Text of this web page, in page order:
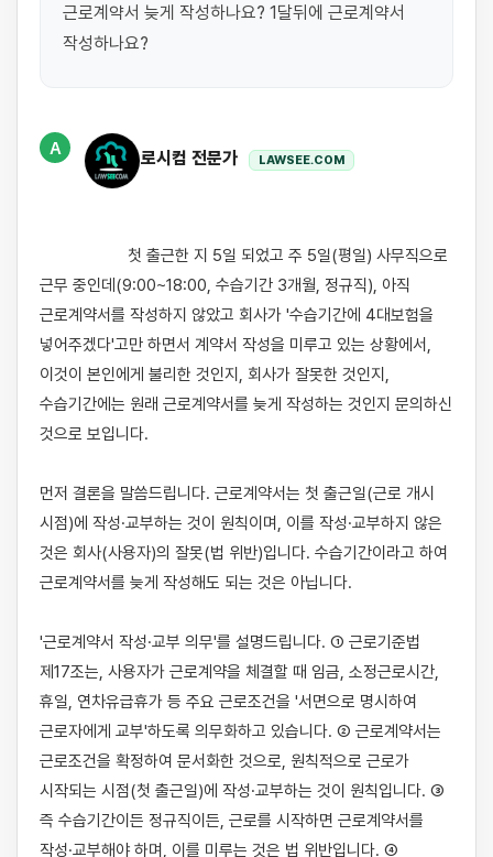
근로계약서 늦게 작성하나요? 1달뒤에 근로계약서
작성하나요?
A
로시컴 전문가 LAWSEE.COM
근무 중인데(9:00~18:00, 수습기간 3개월, 정규직), 아직
근로계약서를 작성하지 않았고 회사가 '수습기간에 4대보험을
넣어주겠다'고만 하면서 계약서 작성을 미루고 있는 상황에서,
이것이 본인에게 불리한 것인지, 회사가 잘못한 것인지,
수습기간에는 원래 근로계약서를 늦게 작성하는 것인지 문의하신
것으로 보입니다.
먼저 결론을 말씀드립니다. 근로계약서는 첫 출근일(근로 개시
시점)에 작성·교부하는 것이 원칙이며, 이를 작성·교부하지 않은
것은 회사(사용자)의 잘못(법 위반)입니다. 수습기간이라고 하여
근로계약서를 늦게 작성해도 되는 것은 아닙니다.
'근로계약서 작성·교부 의무'를 설명드립니다. ① 근로기준법
제17조는, 사용자가 근로계약을 체결할 때 임금, 소정근로시간,
휴일, 연차유급휴가 등 주요 근로조건을 '서면으로 명시하여
근로자에게 교부'하도록 의무화하고 있습니다. ② 근로계약서는
근로조건을 확정하여 문서화한 것으로, 원칙적으로 근로가
시작되는 시점(첫 출근일)에 작성·교부하는 것이 원칙입니다. ③
즉 수습기간이든 정규직이든, 근로를 시작하면 근로계약서를
작성·교부해야 하며, 이를 미루는 것은 법 위반입니다. ④